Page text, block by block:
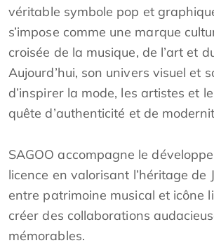
véritable symbole pop et
s’impose comme une marque
croisée de la musique, de l’art et
Aujourd’hui, son univers visuel et
d’inspirer la mode, les artistes et
quête d’authenticité et de
SAGOO accompagne le
licence en valorisant l’héritage de
entre patrimoine musical et icône
créer des collaborations
mémorables.